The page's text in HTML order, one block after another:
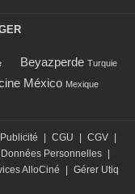
Beyazperde Turquie
México Mexique
Publicité CGU CGV
Données Personnelles
AlloCiné
Gérer Utiq